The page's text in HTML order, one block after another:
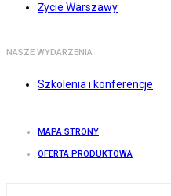
Życie Warszawy
NASZE WYDARZENIA
Szkolenia i konferencje
MAPA STRONY
OFERTA PRODUKTOWA